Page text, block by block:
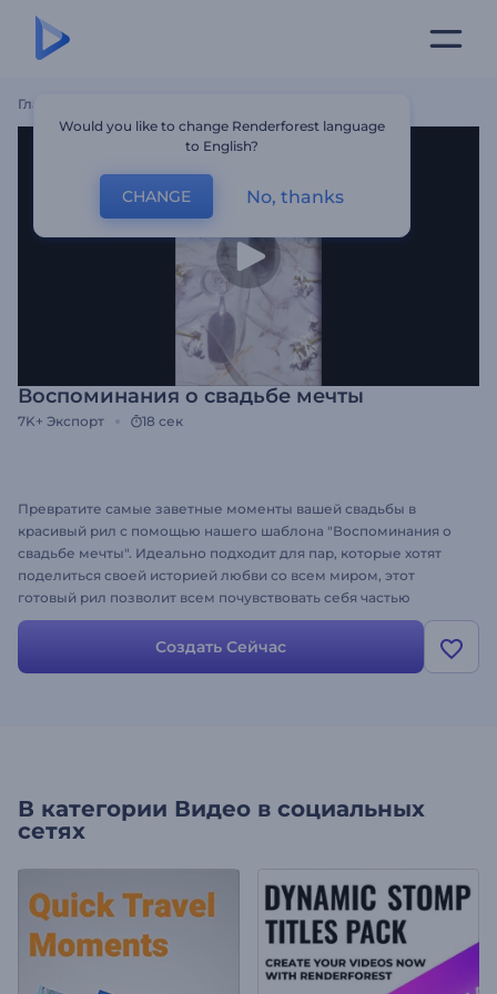
Главная
Воспоминания о свадьбе мечты
7K+ Экспорт 18 сек
Превратите самые заветные моменты вашей свадьбы в
красивый рил с помощью нашего шаблона "Воспоминания о
свадьбе мечты". Идеально подходит для пар, которые хотят
поделиться своей историей любви со всем миром, этот
готовый рил позволит всем почувствовать себя частью
торжества. Загрузите свадебные видео и фотографии,
выберите красивый музыкальный трек и создайте
прекрасный рил, который навсегда сохранит воспоминания о
Создать Сейчас
В категории Видео в социальных
сетях
Would you like to change Renderforest language
to English?
CHANGE No, thanks